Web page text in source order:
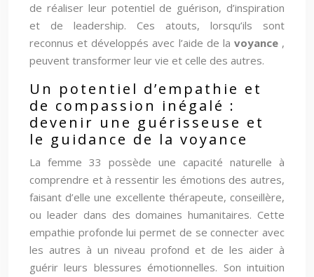
de réaliser leur potentiel de guérison, d’inspiration
et de leadership. Ces atouts, lorsqu’ils sont
reconnus et développés avec l’aide de la voyance ,
peuvent transformer leur vie et celle des autres.
Un potentiel d’empathie et
de compassion inégalé :
devenir une guérisseuse et
le guidance de la voyance
La femme 33 possède une capacité naturelle à
comprendre et à ressentir les émotions des autres,
faisant d’elle une excellente thérapeute, conseillère,
ou leader dans des domaines humanitaires. Cette
empathie profonde lui permet de se connecter avec
les autres à un niveau profond et de les aider à
guérir leurs blessures émotionnelles. Son intuition